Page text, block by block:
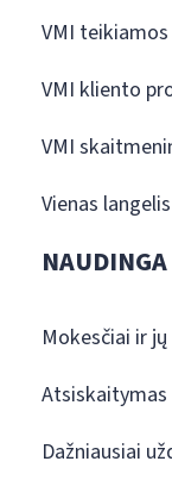
VMI
VMI kliento
VMI
Vienas
NAUDINGA
Mokesčiai ir
Atsiskaitymas
Dažniausiai